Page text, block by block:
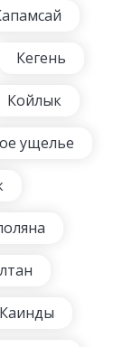
Кегень
Койлык
ущелье